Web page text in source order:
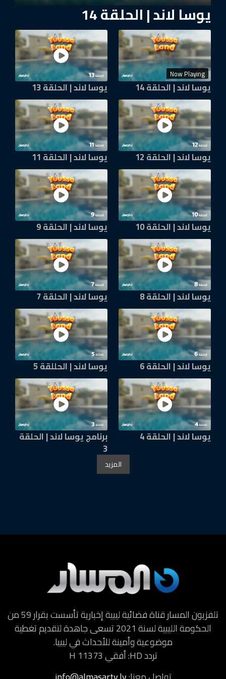
يوسا لاند | الحلقة 14
Now Playing
يوسا لاند | الحلقة 14 يوسا لاند | الحلقة 13
يوسا لاند | الحلقة 12 يوسا لاند | الحلقة 11
يوسا لاند | الحلقة 10 يوسا لاند | الحلقة 9
يوسا لاند | الحلقة 8 يوسا لاند | الحلقة 7
يوسا لاند | الحلقة 6 يوسا لاند | الحللقة 5
يوسا لاند | الحلقة 4
برنامج يوسا لاند | الحلقة
3
المزيد
تلفزيون المسار قناة فضائية ليبية إخبارية تأسست بقرار 59 من
الحكومة الليبية لسنة 2021 تسعى جاهدة لتقديم تغطية
موضوعية وأمينة للأحداث في ليبيا.
تردد HD: أفقي H 11373